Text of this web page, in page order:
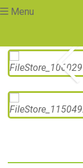
Menu
Vorige